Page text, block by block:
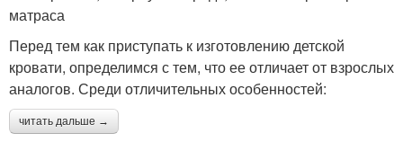
матраса
Перед тем как приступать к изготовлению детской
кровати, определимся с тем, что ее отличает от взрослых
аналогов. Среди отличительных особенностей:
читать дальше →